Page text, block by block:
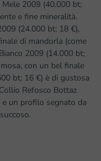
2009 (40.000 bt;
e fine mineralità.
(24.000 bt; 18 €),
di mandorla (come
2009 (14.000 bt;
con un bel finale
bt; 16 €) è di gustosa
Refosco Bottaz
e un profilo segnato da